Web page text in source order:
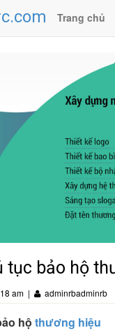
Trang chủ
tục bảo hộ
am | adminrbadminrb
hộ thương hiệu